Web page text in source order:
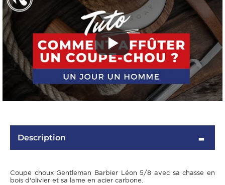
Description
Coupe choux Gentleman Barbier Léon 5/8 avec sa chasse en
bois d'olivier et sa lame en acier carbone.